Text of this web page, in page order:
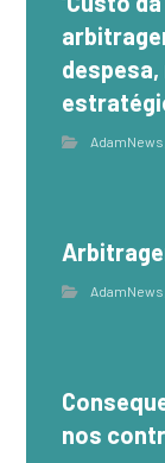
AdamNews
AdamNews
nos